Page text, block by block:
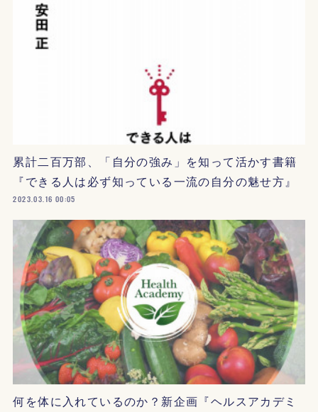
累計二百万部、「自分の強み」を知って活かす書籍
『できる人は必ず知っている一流の自分の魅せ方』
2023.03.16 00:05
何を体に入れているのか？新企画『ヘルスアカデミ